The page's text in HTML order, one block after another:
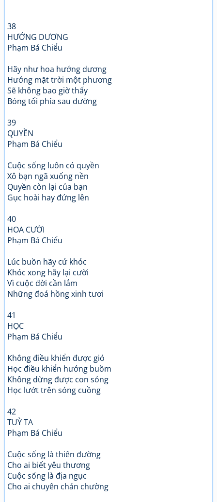
38
HƯỚNG DƯƠNG
Phạm Bá Chiểu
Hãy như hoa hướng dương
Hướng mặt trời một phương
Sẽ không bao giờ thấy
Bóng tối phía sau đường
39
QUYỀN
Phạm Bá Chiểu
Cuộc sống luôn có quyền
Xô bạn ngã xuống nền
Quyền còn lại của bạn
Gục hoài hay đứng lên
40
HOA CƯỜI
Phạm Bá Chiểu
Lúc buồn hãy cứ khóc
Khóc xong hãy lại cười
Vì cuộc đời cần lắm
Những đoá hồng xinh tươi
41
HỌC
Phạm Bá Chiểu
Không điều khiển được gió
Học điều khiển hướng buồm
Không dừng được con sóng
Học lướt trên sóng cuồng
42
TUỲ TA
Phạm Bá Chiểu
Cuộc sống là thiên đường
Cho ai biết yêu thương
Cuộc sống là địa ngục
Cho ai chuyên chán chường